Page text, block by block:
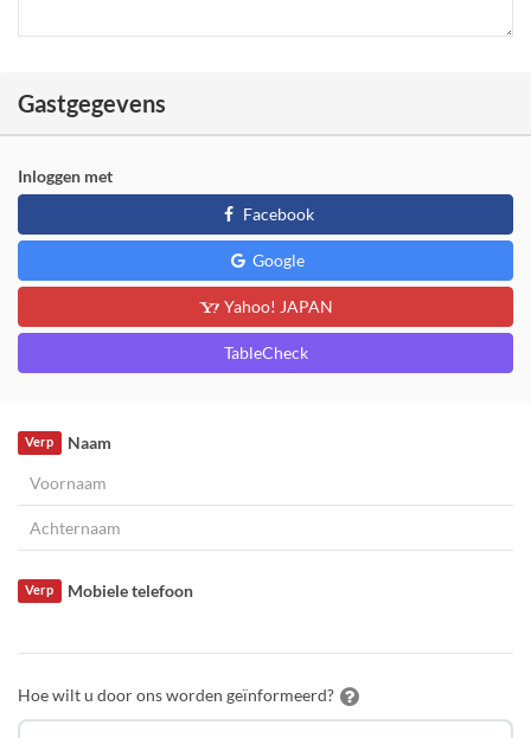
Gastgegevens
Inloggen met
Facebook
Google
Yahoo! JAPAN
TableCheck
Naam
Verp
Mobiele telefoon
Verp
Hoe wilt u door ons worden geïnformeerd?